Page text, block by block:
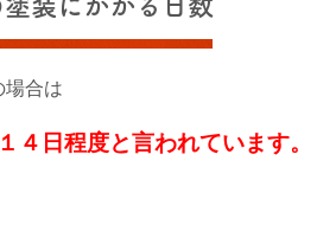
装にかかる日数
場合は
４日程度と言われています。